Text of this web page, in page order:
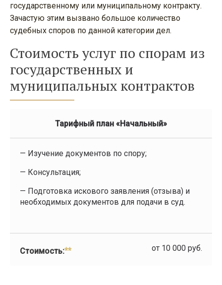
государственному или муниципальному контракту.
Зачастую этим вызвано большое количество
судебных споров по данной категории дел.
Стоимость услуг по спорам из
государственных и
муниципальных контрактов
Тарифный план «Начальный»
— Изучение документов по спору;
— Консультация;
— Подготовка искового заявления (отзыва) и
необходимых документов для подачи в суд.
Стоимость:** от 10 000 руб.